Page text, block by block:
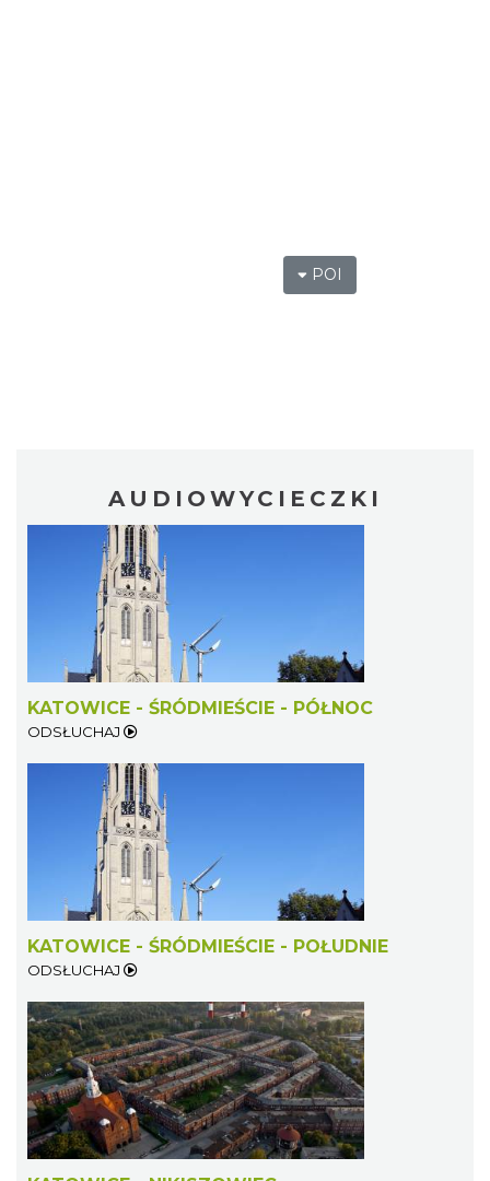
POI
AUDIOWYCIECZKI
KATOWICE - ŚRÓDMIEŚCIE - PÓŁNOC
ODSŁUCHAJ
KATOWICE - ŚRÓDMIEŚCIE - POŁUDNIE
ODSŁUCHAJ